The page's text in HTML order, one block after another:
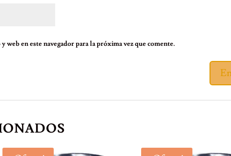
en este navegador para la próxima vez que comente.